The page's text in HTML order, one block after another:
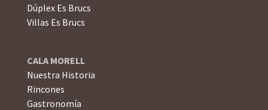
Dúplex Es Brucs
Villas Es Brucs
CALA MORELL
Nuestra Historia
Rincones
Gastronomía